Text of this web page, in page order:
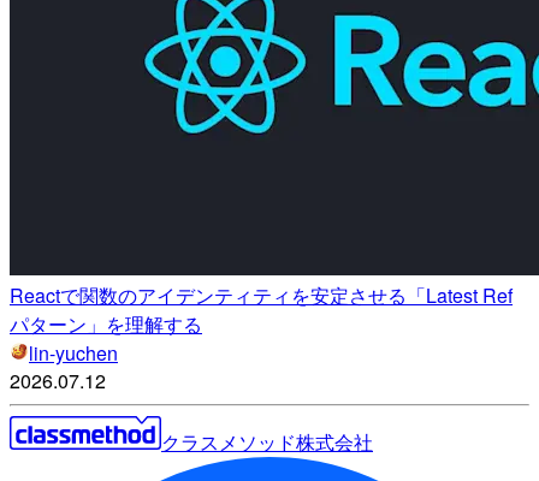
Reactで関数のアイデンティティを安定させる「Latest Ref
パターン」を理解する
lin-yuchen
2026.07.12
クラスメソッド株式会社